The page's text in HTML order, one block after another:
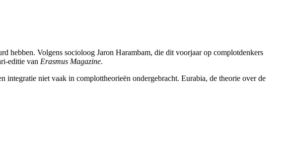
hebben. Volgens socioloog Jaron Harambam, die dit voorjaar op complotdenkers
editie van Erasmus Magazine.
niet vaak in complottheorieën ondergebracht. Eurabia, de theorie over de